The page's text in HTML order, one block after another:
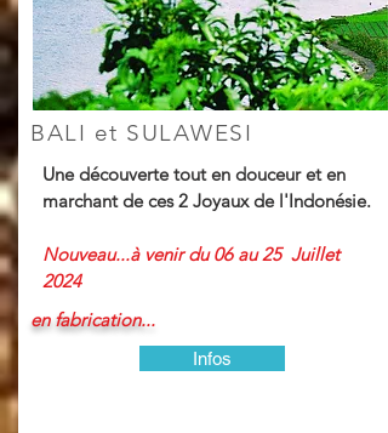
BALI et SULAWESI
Une découverte tout en douceur et en
marchant de ces 2 Joyaux de l'Indonésie.
Nouveau...à venir du 06 au 25 Juillet
2024
en fabrication...
Infos